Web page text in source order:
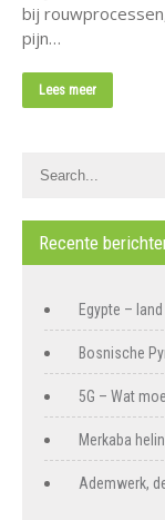
bij
pijn…
Lees meer
Recente
Egypte –
Bosnische
5G – Wat
Merkaba
Ademwerk,